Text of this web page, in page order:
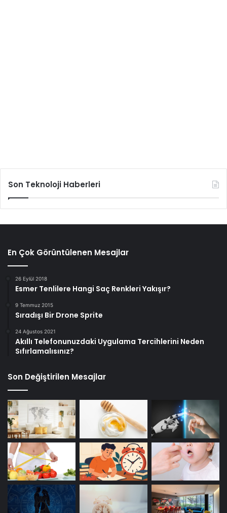
Son Teknoloji Haberleri
En Çok Görüntülenen Mesajlar
26 Eylül 2018
Esmer Tenlilere Hangi Saç Renkleri Yakışır?
9 Temmuz 2015
Sıradışı Bir Drone Sprite
24 Ağustos 2021
Akıllı Telefonunuzdaki Uygulama Tercihlerini Neden
Sıfırlamalısınız?
Son Değiştirilen Mesajlar